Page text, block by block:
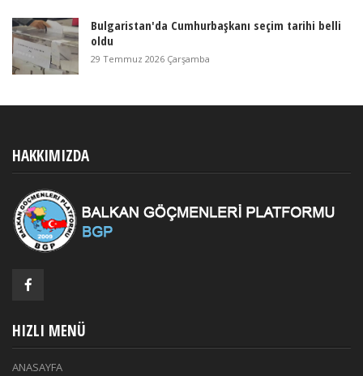
Bulgaristan'da Cumhurbaşkanı seçim tarihi belli
oldu
29 Temmuz 2026 Çarşamba
HAKKIMIZDA
HIZLI MENÜ
ANASAYFA